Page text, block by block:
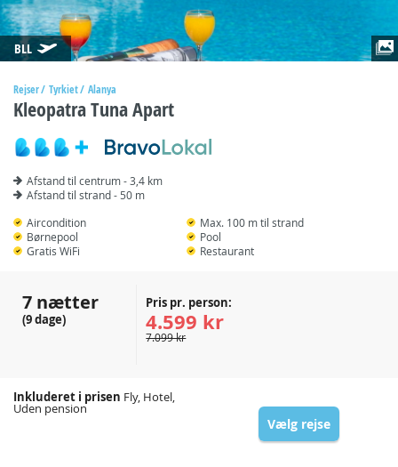
BLL
Rejser Tyrkiet Alanya
Kleopatra Tuna Apart
Afstand til centrum - 3,4 km
Afstand til strand - 50 m
Aircondition
Børnepool
Gratis WiFi
Max. 100 m til strand
Pool
Restaurant
7 nætter
(9 dage)
Pris pr. person:
4.599 kr
7.099 kr
Inkluderet i prisen Fly, Hotel,
Uden pension
Vælg rejse